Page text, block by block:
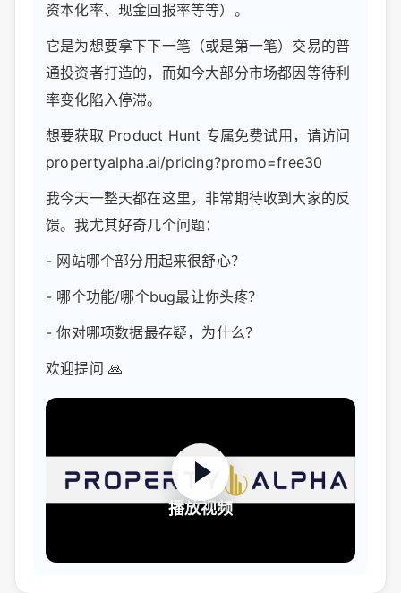
资本化率、现金回报率等等）。
它是为想要拿下下一笔（或是第一笔）交易的普
通投资者打造的，而如今大部分市场都因等待利
率变化陷入停滞。
想要获取 Product Hunt 专属免费试用，请访问
propertyalpha.ai/pricing?promo=free30
我今天一整天都在这里，非常期待收到大家的反
馈。我尤其好奇几个问题：
- 网站哪个部分用起来很舒心？
- 哪个功能/哪个bug最让你头疼？
- 你对哪项数据最存疑，为什么？
欢迎提问 🙏
播放视频